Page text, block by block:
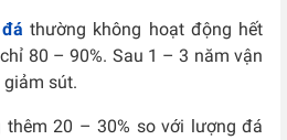
thường không hoạt động hết
80 – 90%. Sau 1 – 3 năm vận
sút.
thêm 20 – 30% so với lượng đá